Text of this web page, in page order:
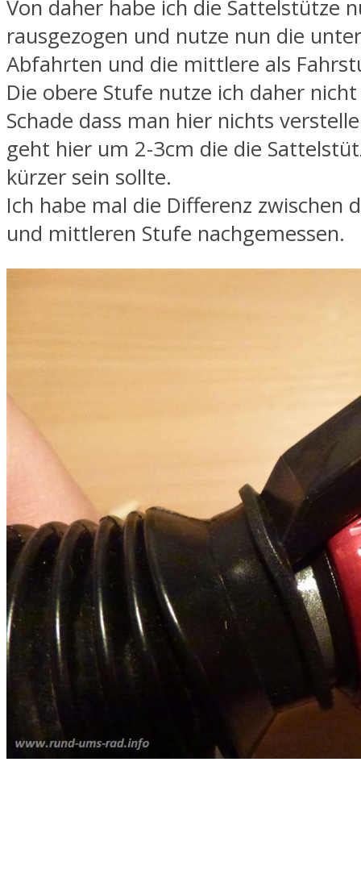
Von daher habe ich die Sattelstütze
rausgezogen und nutze nun die
Abfahrten und die mittlere als
Die obere Stufe nutze ich daher
Schade dass man hier nichts
geht hier um 2-3cm die die
kürzer sein sollte.
Ich habe mal die Differenz zwischen
und mittleren Stufe nachgemessen.